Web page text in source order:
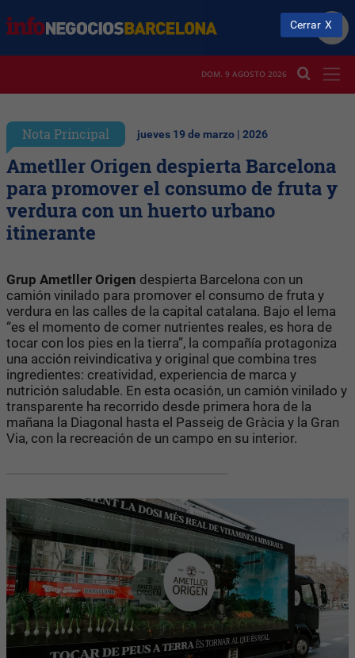
DOM. 9 AGOSTO 2026
Nota Principal jueves 19 de marzo | 2026
Ametller Origen despierta Barcelona
para promover el consumo de fruta y
verdura con un huerto urbano
itinerante
Grup Ametller Origen despierta Barcelona con un
camión vinilado para promover el consumo de fruta y
verdura en las calles de la capital catalana. Bajo el lema
“es el momento de comer nutrientes reales, es hora de
tocar con los pies en la tierra”, la compañía protagoniza
una acción reivindicativa y original que combina tres
ingredientes: creatividad, experiencia de marca y
nutrición saludable. En esta ocasión, un camión vinilado y
transparente ha recorrido desde primera hora de la
mañana la Diagonal hasta el Passeig de Gràcia y la Gran
Via, con la recreación de un campo en su interior.
Cerrar